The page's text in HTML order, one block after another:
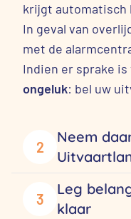
krijgt automatisch
In geval van
met de
Indien er sprake
ongeluk: bel uw
2
Neem
3
Leg
klaar